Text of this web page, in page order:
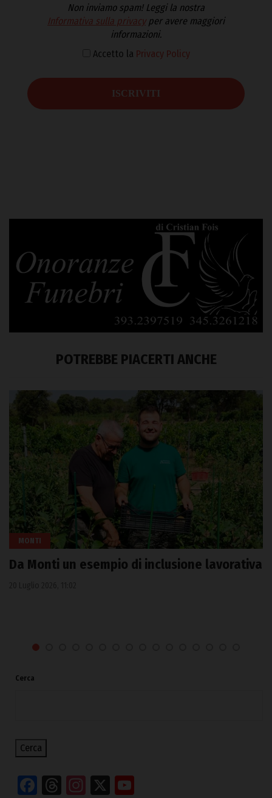
Non inviamo spam! Leggi la nostra
Informativa sulla privacyper avere maggiori
informazioni.
Accetto la Privacy Policy
POTREBBE PIACERTI ANCHE
MONTI
Da Monti un esempio di inclusione lavorativa
Cerca
Cerca
Facebook
Threads
Instagram
X